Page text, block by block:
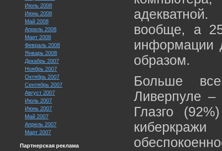
Июль 2008
Июнь 2008
Май 2008
Апрель 2008
Март 2008
Февраль 2008
Январь 2008
Декабрь 2007
Ноябрь 2007
Октябрь 2007
Сентябрь 2007
Август 2007
Июль 2007
Июнь 2007
Май 2007
Апрель 2007
Март 2007
Партнерская реклама
вообще, а
информации
образом.
Больше
Ливерпуле
Глазго